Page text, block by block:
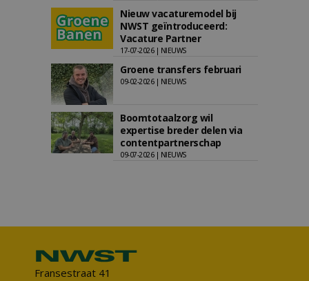
Nieuw vacaturemodel bij
NWST geïntroduceerd:
Vacature Partner
17-07-2026 | NIEUWS
Groene transfers februari
09-02-2026 | NIEUWS
Boomtotaalzorg wil
expertise breder delen via
contentpartnerschap
09-07-2026 | NIEUWS
Fransestraat 41